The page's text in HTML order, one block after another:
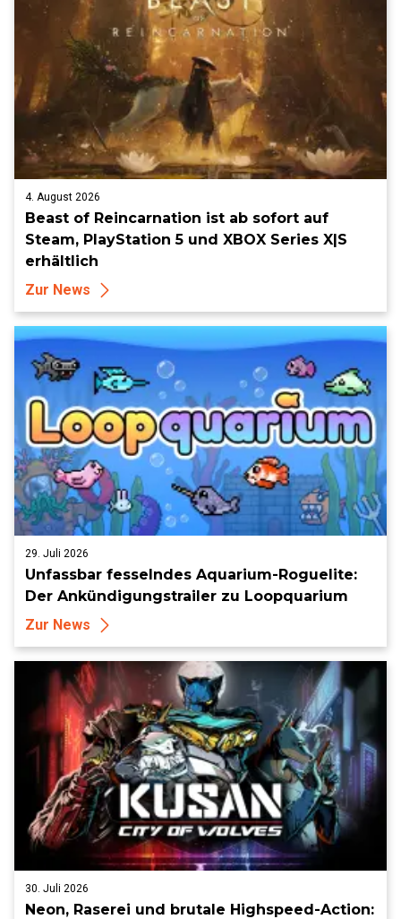
4. August 2026
Beast of Reincarnation ist ab sofort auf
Steam, PlayStation 5 und XBOX Series X|S
erhältlich
Zur News
29. Juli 2026
Unfassbar fesselndes Aquarium-Roguelite:
Der Ankündigungstrailer zu Loopquarium
Zur News
30. Juli 2026
Neon, Raserei und brutale Highspeed-Action: